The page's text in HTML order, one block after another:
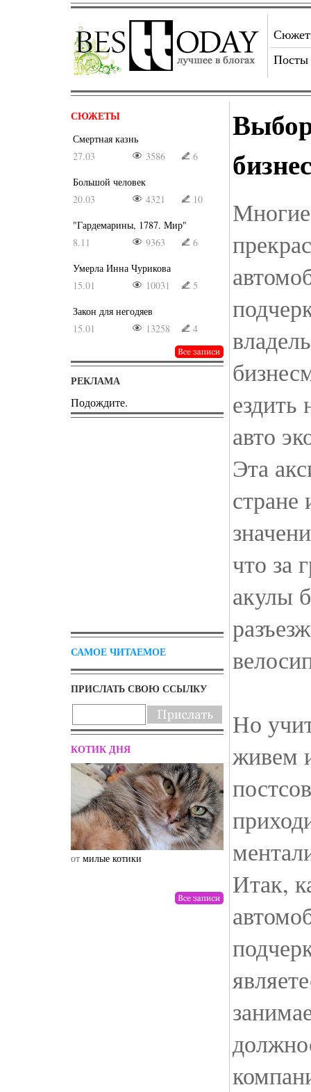
Посты
СЮЖЕТЫ
Смертная казнь
27.03
3586
6
Большой человек
20.03
4321
10
"Гардемарины, 1787. Мир"
8.11
9363
6
Умерла Инна Чурикова
15.01
10031
5
Закон для негодяев
15.01
13258 4
РЕКЛАМА
Подождите.
САМОЕ ЧИТАЕМОЕ
ПРИСЛАТЬ СВОЮ ССЫЛКУ
КОТИК ДНЯ
от милые котики от drunktwi
ездить
авто
Эта
что за
акулы
Но
живем
Итак,